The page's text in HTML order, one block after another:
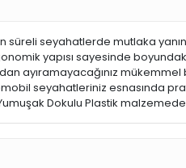
süreli seyahatlerde mutlaka
yapısı sayesinde
ayıramayacağınız
seyahatleriniz esnasında
Dokulu Plastik